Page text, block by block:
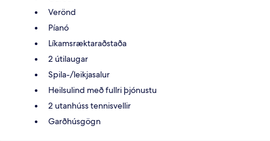
Verönd
Píanó
Líkamsræktaraðstaða
2 útilaugar
Spila-/leikjasalur
Heilsulind með fullri þjónustu
2 utanhúss tennisvellir
Garðhúsgögn